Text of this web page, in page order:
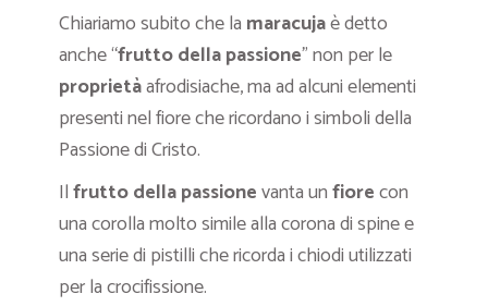
Chiariamo subito che la maracujaè detto
anche “frutto della passione” non per le
proprietàafrodisiache, ma ad alcuni elementi
presenti nel fiore che ricordano i simboli della
Passione di Cristo.
Ilfrutto della passionevanta unfiorecon
una corolla molto simile alla corona di spine e
una serie di pistilli che ricorda i chiodi utilizzati
per la crocifissione.